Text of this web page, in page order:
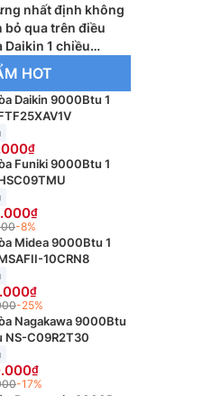
nhất định không
bỏ qua trên điều
Daikin 1 chiều
HOT
Daikin 9000Btu 1
Funiki 9000Btu 1
-8%
Midea 9000Btu 1
10CRN8
-25%
Nagakawa 9000Btu
NS-C09R2T30
-17%